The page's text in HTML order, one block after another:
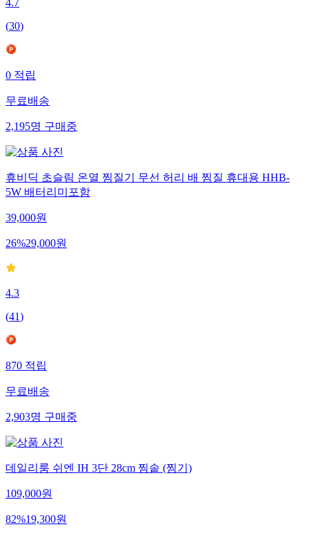
4.7
(30)
0적립
무료배송
2,195명구매중
휴비딕 초슬림 온열 찜질기 무선 허리 배 찜질 휴대용 HHB-
5W 배터리미포함
39,000원
26%29,000원
4.3
(41)
870적립
무료배송
2,903명구매중
데일리룸 쉬엔 IH 3단 28cm 찜솥 (찜기)
109,000원
82%19,300원